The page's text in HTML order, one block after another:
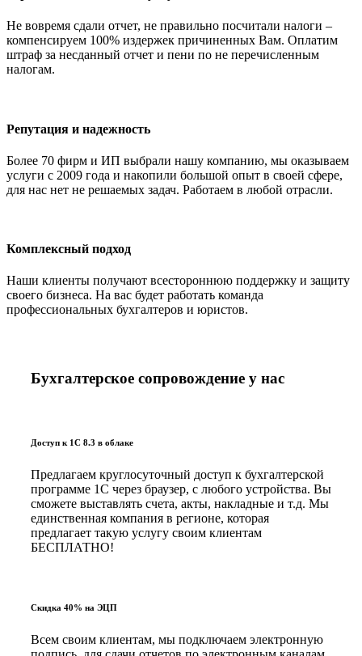
Не вовремя сдали отчет, не правильно посчитали налоги –
компенсируем 100% издержек причиненных Вам. Оплатим
штраф за несданный отчет и пени по не перечисленным
налогам.
Репутация и надежность
Более 70 фирм и ИП выбрали нашу компанию, мы оказываем
услуги с 2009 года и накопили большой опыт в своей сфере,
для нас нет не решаемых задач. Работаем в любой отрасли.
Комплексный подход
Наши клиенты получают всестороннюю поддержку и защиту
своего бизнеса. На вас будет работать команда
профессиональных бухгалтеров и юристов.
Бухгалтерское сопровождение у нас
Доступ к 1С 8.3 в облаке
Предлагаем круглосуточный доступ к бухгалтерской
программе 1С через браузер, с любого устройства. Вы
сможете выставлять счета, акты, накладные и т.д. Мы
единственная компания в регионе, которая
предлагает такую услугу своим клиентам
БЕСПЛАТНО!
Скидка 40% на ЭЦП
Всем своим клиентам, мы подключаем электронную